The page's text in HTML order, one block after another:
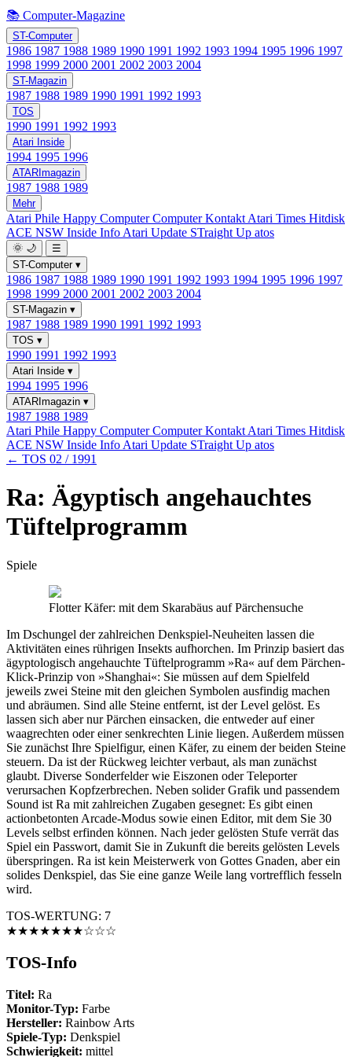
📚 Computer-Magazine
ST-Computer
1986 1987 1988 1989 1990 1991 1992 1993 1994 1995 1996 1997
1998 1999 2000 2001 2002 2003 2004
ST-Magazin
1987 1988 1989 1990 1991 1992 1993
TOS
1990 1991 1992 1993
Atari Inside
1994 1995 1996
ATARImagazin
1987 1988 1989
Mehr
Atari Phile Happy ComputerComputer Kontakt Atari Times Hitdisk
ACE NSW Inside Info Atari Update STraight Up atos
🌞 🌙
☰
ST-Computer ▾
1986 1987 1988 1989 1990 1991 1992 1993 1994 1995 1996 1997
1998 1999 2000 2001 2002 2003 2004
ST-Magazin ▾
1987 1988 1989 1990 1991 1992 1993
TOS ▾
1990 1991 1992 1993
Atari Inside ▾
1994 1995 1996
ATARImagazin ▾
1987 1988 1989
Atari Phile Happy ComputerComputer Kontakt Atari Times Hitdisk
ACE NSW Inside Info Atari Update STraight Up atos
← TOS 02 / 1991
Ra: Ägyptisch angehauchtes
Tüftelprogramm
Spiele
Flotter Käfer: mit dem Skarabäus auf Pärchensuche
Im Dschungel der zahlreichen Denkspiel-Neuheiten lassen die
Aktivitäten eines rührigen Insekts aufhorchen. Im Prinzip basiert das
ägyptologisch angehauchte Tüftelprogramm »Ra« auf dem Pärchen-
Klick-Prinzip von »Shanghai«: Sie müssen auf dem Spielfeld
jeweils zwei Steine mit den gleichen Symbolen ausfindig machen
und abräumen. Sind alle Steine entfernt, ist der Level gelöst. Es
lassen sich aber nur Pärchen einsacken, die entweder auf einer
waagrechten oder einer senkrechten Linie liegen. Außerdem müssen
Sie zunächst Ihre Spielfigur, einen Käfer, zu einem der beiden Steine
steuern. Da ist der Rückweg leichter verbaut, als man zunächst
glaubt. Diverse Sonderfelder wie Eiszonen oder Teleporter
verursachen Kopfzerbrechen. Neben solider Grafik und passendem
Sound ist Ra mit zahlreichen Zugaben gesegnet: Es gibt einen
actionbetonten Arcade-Modus sowie einen Editor, mit dem Sie 30
Levels selbst erfinden können. Nach jeder gelösten Stufe verrät das
Spiel ein Passwort, damit Sie in Zukunft die bereits gelösten Levels
überspringen. Ra ist kein Meisterwerk von Gottes Gnaden, aber ein
solides Denkspiel, das Sie eine ganze Weile lang vortrefflich fesseln
wird.
TOS-WERTUNG: 7
★★★★★★★☆☆☆
TOS-Info
Titel: Ra
Monitor-Typ: Farbe
Hersteller: Rainbow Arts
Spiele-Typ: Denkspiel
Schwierigkeit: mittel